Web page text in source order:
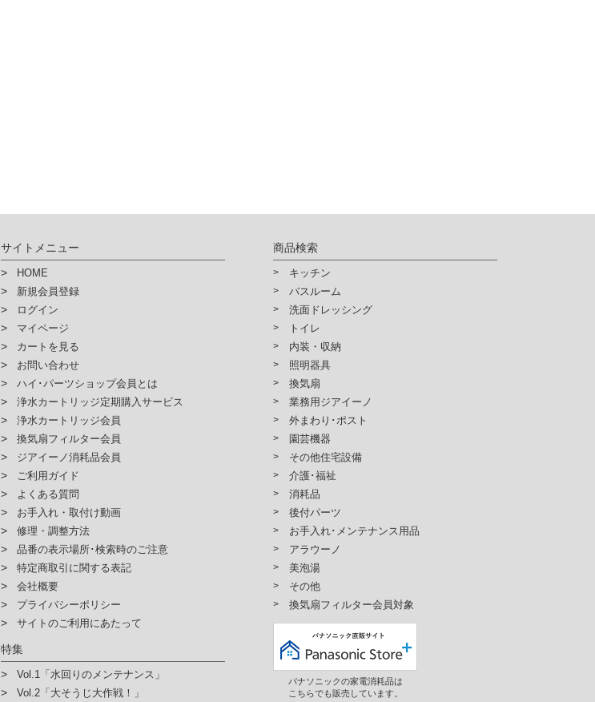
サイトメニュー
HOME
新規会員登録
ログイン
マイページ
カートを見る
お問い合わせ
ハイ･パーツショップ会員とは
浄水カートリッジ定期購入サービス
浄水カートリッジ会員
換気扇フィルター会員
ジアイーノ消耗品会員
ご利用ガイド
よくある質問
お手入れ・取付け動画
修理・調整方法
品番の表示場所･検索時のご注意
特定商取引に関する表記
会社概要
プライバシーポリシー
サイトのご利用にあたって
特集
Vol.1「水回りのメンテナンス」
Vol.2「大そうじ大作戦！」
商品検索
キッチン
バスルーム
洗面ドレッシング
トイレ
内装・収納
照明器具
換気扇
業務用ジアイーノ
外まわり･ポスト
園芸機器
その他住宅設備
介護･福祉
消耗品
後付パーツ
お手入れ･メンテナンス用品
アラウーノ
美泡湯
その他
換気扇フィルター会員対象
パナソニックの家電消耗品は
こちらでも販売しています。